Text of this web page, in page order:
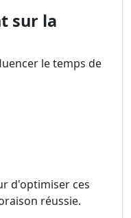
sur la
le temps de
d'optimiser ces
réussie.